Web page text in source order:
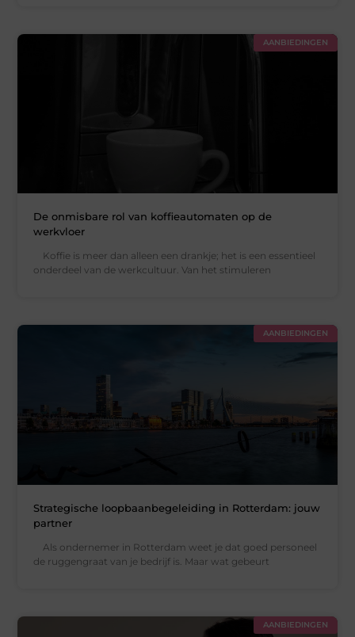
AANBIEDINGEN
De onmisbare rol van koffieautomaten op de
werkvloer
Koffie is meer dan alleen een drankje; het is een essentieel
onderdeel van de werkcultuur. Van het stimuleren
AANBIEDINGEN
Strategische loopbaanbegeleiding in Rotterdam: jouw
partner
Als ondernemer in Rotterdam weet je dat goed personeel
de ruggengraat van je bedrijf is. Maar wat gebeurt
AANBIEDINGEN